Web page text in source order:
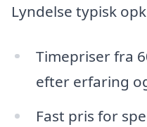
Lyndelse typisk
Timepriser fra
efter erfaring
Fast pris for